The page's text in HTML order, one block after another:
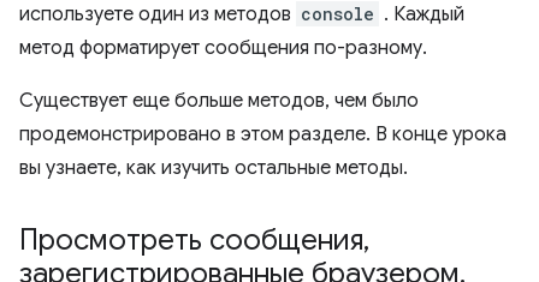
используете один из методов console . Каждый
метод форматирует сообщения по-разному.
Существует еще больше методов, чем было
продемонстрировано в этом разделе. В конце урока
вы узнаете, как изучить остальные методы.
Просмотреть сообщения,
зарегистрированные браузером.